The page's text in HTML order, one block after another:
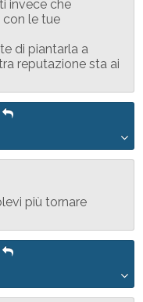
invece che
con le tue
di piantarla a
reputazione sta ai
più tornare